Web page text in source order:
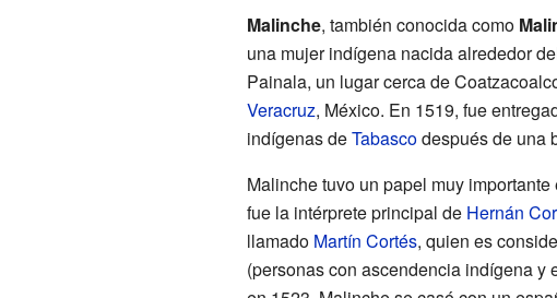
Malinche, también conocida como
una mujer indígena nacida alrededor
Painala, un lugar cerca de
Veracruz, México. En 1519, fue
indígenas deTabascodespués de una
Malinche tuvo un papel muy importante
fue la intérprete principal de Hernán
llamado Martín Cortés, quien es
(personas con ascendencia indígena y